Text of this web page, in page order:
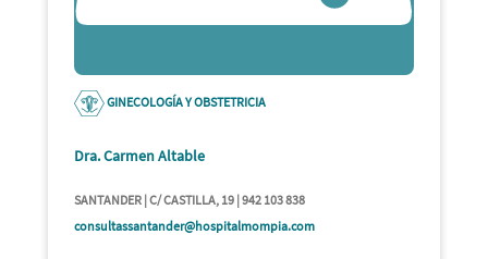
GINECOLOGÍA Y OBSTETRICIA
Dra. Carmen Altable
SANTANDER | C/ CASTILLA, 19 | 942 103 838
consultassantander@hospitalmompia.com